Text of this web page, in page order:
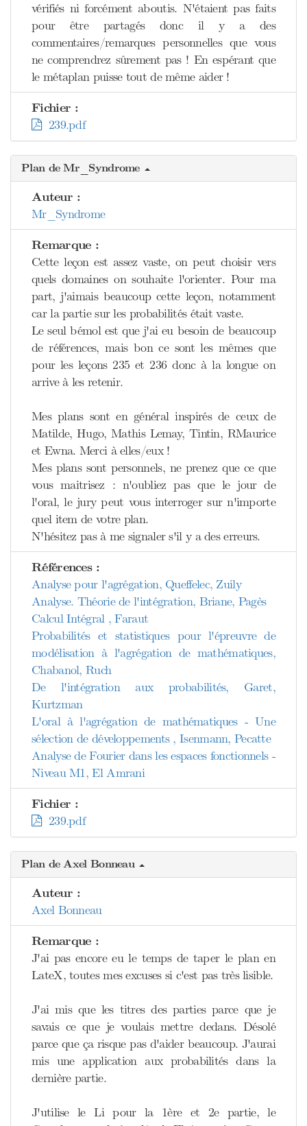
vérifiés ni forcément aboutis. N'étaient pas faits
pour être partagés donc il y a des
commentaires/remarques personnelles que vous
ne comprendrez sûrement pas ! En espérant que
le métaplan puisse tout de même aider !
Fichier :
239.pdf
Plan de Mr_Syndrome
Auteur :
Mr_Syndrome
Remarque :
Cette leçon est assez vaste, on peut choisir vers
quels domaines on souhaite l'orienter. Pour ma
part, j'aimais beaucoup cette leçon, notamment
car la partie sur les probabilités était vaste.
Le seul bémol est que j'ai eu besoin de beaucoup
de références, mais bon ce sont les mêmes que
pour les leçons 235 et 236 donc à la longue on
arrive à les retenir.
Mes plans sont en général inspirés de ceux de
Matilde, Hugo, Mathis Lemay, Tintin, RMaurice
et Ewna. Merci à elles/eux !
Mes plans sont personnels, ne prenez que ce que
vous maitrisez : n'oubliez pas que le jour de
l'oral, le jury peut vous interroger sur n'importe
quel item de votre plan.
N'hésitez pas à me signaler s'il y a des erreurs.
Références :
Analyse pour l'agrégation, Queffelec, Zuily
Analyse. Théorie de l'intégration, Briane, Pagès
Calcul Intégral , Faraut
Probabilités et statistiques pour l'épreuvre de
modélisation à l'agrégation de mathématiques,
Chabanol, Ruch
De l'intégration aux probabilités, Garet,
Kurtzman
L'oral à l'agrégation de mathématiques - Une
sélection de développements , Isenmann, Pecatte
Analyse de Fourier dans les espaces fonctionnels -
Niveau M1, El Amrani
Fichier :
239.pdf
Plan de Axel Bonneau
Auteur :
Axel Bonneau
Remarque :
J'ai pas encore eu le temps de taper le plan en
LateX, toutes mes excuses si c'est pas très lisible.
J'ai mis que les titres des parties parce que je
savais ce que je voulais mettre dedans. Désolé
parce que ça risque pas d'aider beaucoup. J'aurai
mis une application aux probabilités dans la
dernière partie.
J'utilise le Li pour la 1ère et 2e partie, le